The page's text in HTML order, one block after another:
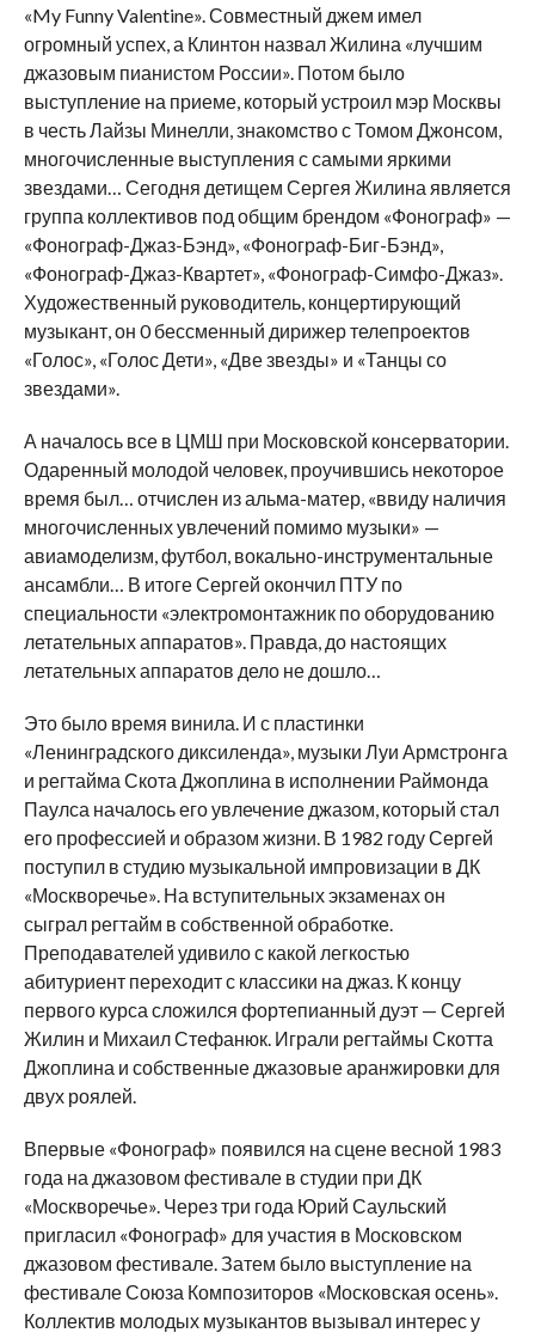
«My Funny Valentine». Совместный джем имел
огромный успех, а Клинтон назвал Жилина «лучшим
джазовым пианистом России». Потом было
выступление на приеме, который устроил мэр Москвы
в честь Лайзы Минелли, знакомство с Томом Джонсом,
многочисленные выступления с самыми яркими
звездами… Сегодня детищем Сергея Жилина является
группа коллективов под общим брендом «Фонограф» —
«Фонограф-Джаз-Бэнд», «Фонограф-Биг-Бэнд»,
«Фонограф-Джаз-Квартет», «Фонограф-Симфо-Джаз».
Художественный руководитель, концертирующий
музыкант, он 0 бессменный дирижер телепроектов
«Голос», «Голос Дети», «Две звезды» и «Танцы со
звездами».
А началось все в ЦМШ при Московской консерватории.
Одаренный молодой человек, проучившись некоторое
время был… отчислен из альма-матер, «ввиду наличия
многочисленных увлечений помимо музыки» —
авиамоделизм, футбол, вокально-инструментальные
ансамбли… В итоге Сергей окончил ПТУ по
специальности «электромонтажник по оборудованию
летательных аппаратов». Правда, до настоящих
летательных аппаратов дело не дошло…
Это было время винила. И с пластинки
«Ленинградского диксиленда», музыки Луи Армстронга
и регтайма Скота Джоплина в исполнении Раймонда
Паулса началось его увлечение джазом, который стал
его профессией и образом жизни. В 1982 году Сергей
поступил в студию музыкальной импровизации в ДК
«Москворечье». На вступительных экзаменах он
сыграл регтайм в собственной обработке.
Преподавателей удивило с какой легкостью
абитуриент переходит с классики на джаз. К концу
первого курса сложился фортепианный дуэт — Сергей
Жилин и Михаил Стефанюк. Играли регтаймы Скотта
Джоплина и собственные джазовые аранжировки для
двух роялей.
Впервые «Фонограф» появился на сцене весной 1983
года на джазовом фестивале в студии при ДК
«Москворечье». Через три года Юрий Саульский
пригласил «Фонограф» для участия в Московском
джазовом фестивале. Затем было выступление на
фестивале Союза Композиторов «Московская осень».
Коллектив молодых музыкантов вызывал интерес у